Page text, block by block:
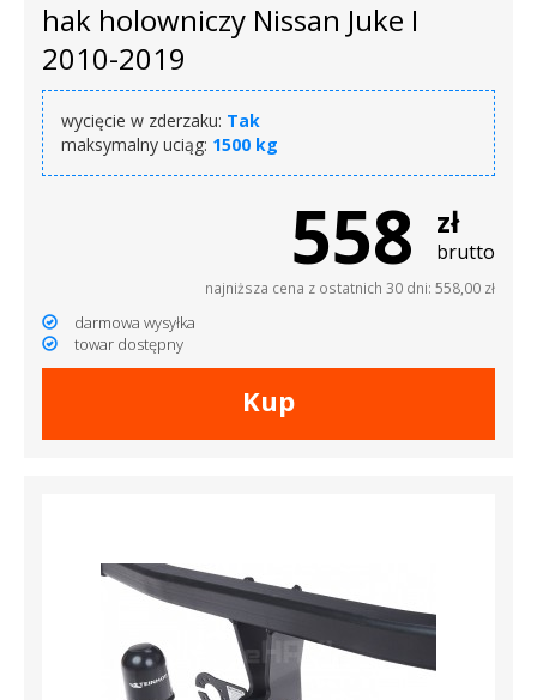
hak holowniczy Nissan Juke I
2010-2019
wycięcie w zderzaku: Tak
maksymalny uciąg: 1500 kg
558 zł
brutto
najniższa cena z ostatnich 30 dni: 558,00 zł
darmowa wysyłka
towar dostępny
Kup